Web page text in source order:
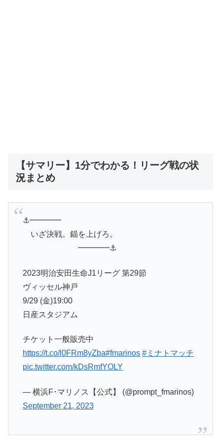
【サマリー】1分でわかる！リーグ戦の状
況まとめ
⚓️━━━━
いざ決戦。錨を上げろ。
━━━━⚓️
2023明治安田生命J1リーグ 第29節
ヴィッセル神戸
9/29 (金)19:00
日産スタジアム
チケット一般販売中
https://t.co/l0FRm8yZba#fmarinos #ミナトマッチ
pic.twitter.com/kDsRmfYOLY
— 横浜F･マリノス【公式】 (@prompt_fmarinos)
September 21, 2023